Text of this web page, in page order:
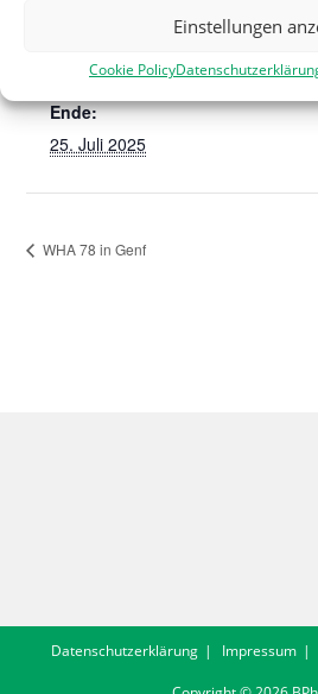
Einstellungen
Cookie Policy
21. Juli 2025
Ende:
25. Juli 2025
WHA 78 in Genf
Datenschutzerklärung Impressum